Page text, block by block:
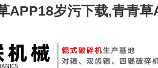
APP18岁污下载,青青